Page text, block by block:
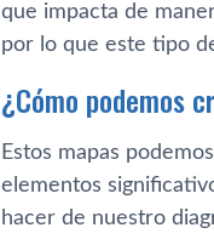
que impacta de
por lo que este tipo
¿Cómo podemos
Estos mapas
elementos
hacer de nuestro